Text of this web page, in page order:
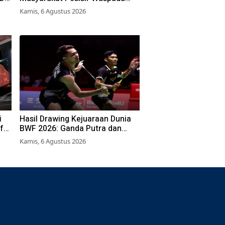
Cuaca Ekstrem
Kamis, 6 Agustus 2026
Hasil Drawing Kejuaraan Dunia
BWF 2026: Ganda Putra dan
Putri Langsung Lolos Babak
Kedua, 6 Wakil Bertarung dari
Kamis, 6 Agustus 2026